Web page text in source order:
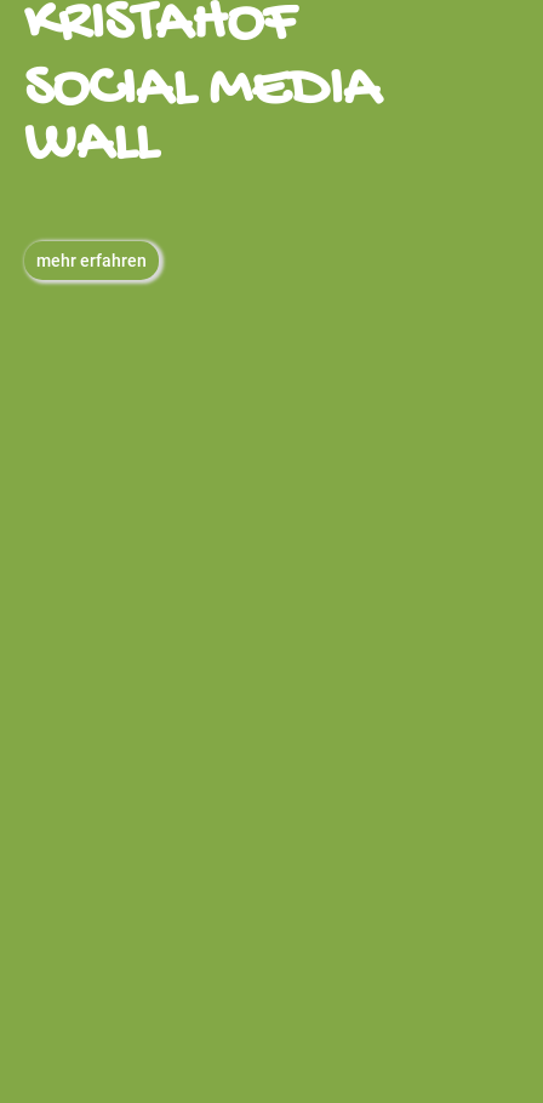
KRISTAHOF
SOCIAL MEDIA
WALL
mehr erfahren